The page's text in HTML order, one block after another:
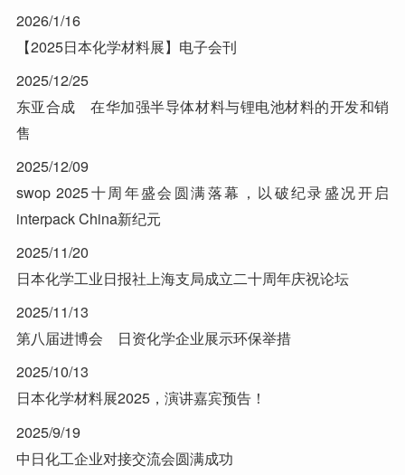
2026/1/16
【2025日本化学材料展】电子会刊
2025/12/25
东亚合成 在华加强半导体材料与锂电池材料的开发和销
售
2025/12/09
swop 2025十周年盛会圆满落幕，以破纪录盛况开启
interpack China新纪元
2025/11/20
日本化学工业日报社上海支局成立二十周年庆祝论坛
2025/11/13
第八届进博会 日资化学企业展示环保举措
2025/10/13
日本化学材料展2025，演讲嘉宾预告！
2025/9/19
中日化工企业对接交流会圆满成功